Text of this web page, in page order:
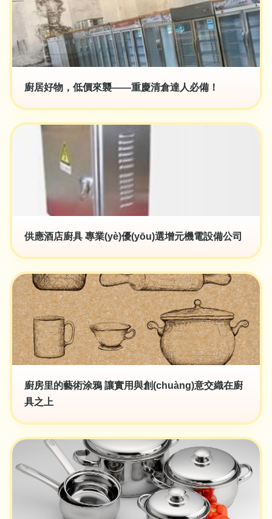
廚居好物，低價來襲——重慶清倉達人必備！
供應酒店廚具 專業(yè)優(yōu)選增元機電設備公司
廚房里的藝術涂鴉 讓實用與創(chuàng)意交織在廚
具之上